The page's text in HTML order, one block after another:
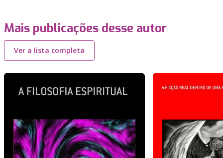
Mais publicações desse autor
Ver a lista completa